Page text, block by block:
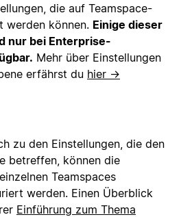
die auf Teamspace-
werden können. Einige dieser
nur bei Enterprise-
Mehr über Einstellungen
erfährst du hier →
zu den Einstellungen, die den
betreffen, können die
Teamspaces
werden. Einen Überblick
Einführung zum Thema